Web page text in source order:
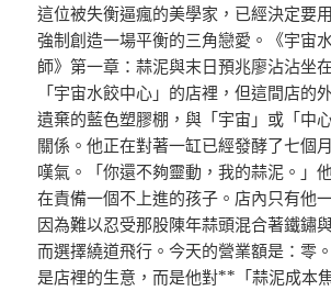
這位被失衡逼瘋的美學家，已經決定要
強制創造一場平衡的三角戀愛。《宇宙
師》第一章：蒜泥與末日預兆廖沾沾坐
「宇宙水餃中心」的店裡，但這間店的
遺棄的藍色塑膠棚，與「宇宙」或「中
關係。他正在對著一缸已經發酵了七個
嘆氣。「你還不夠靈動，我的蒜泥。」
在責備一個不上進的孩子。店內只有他
因為難以忍受那股陳年蒜頭混合著鐵鏽
而選擇繞道飛行。今天的營業額是：零
是店裡的生意，而是他對**「蒜泥成本